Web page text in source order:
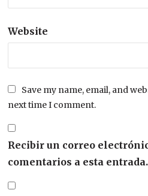
Website
Save my name, email, and
next time I comment.
Recibir un correo
comentarios a esta entrada.